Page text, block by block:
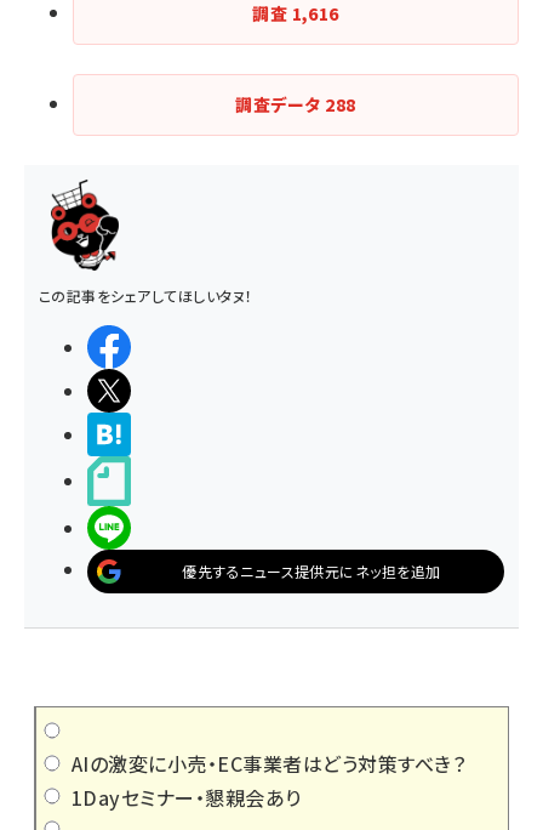
調査 1,616
調査データ 288
この記事をシェアしてほしいタヌ！
優先するニュース提供元にネッ担を追加
AIの激変に小売・EC事業者はどう対策すべき？
1Dayセミナー・懇親会あり